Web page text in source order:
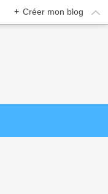
+ Créer mon blog